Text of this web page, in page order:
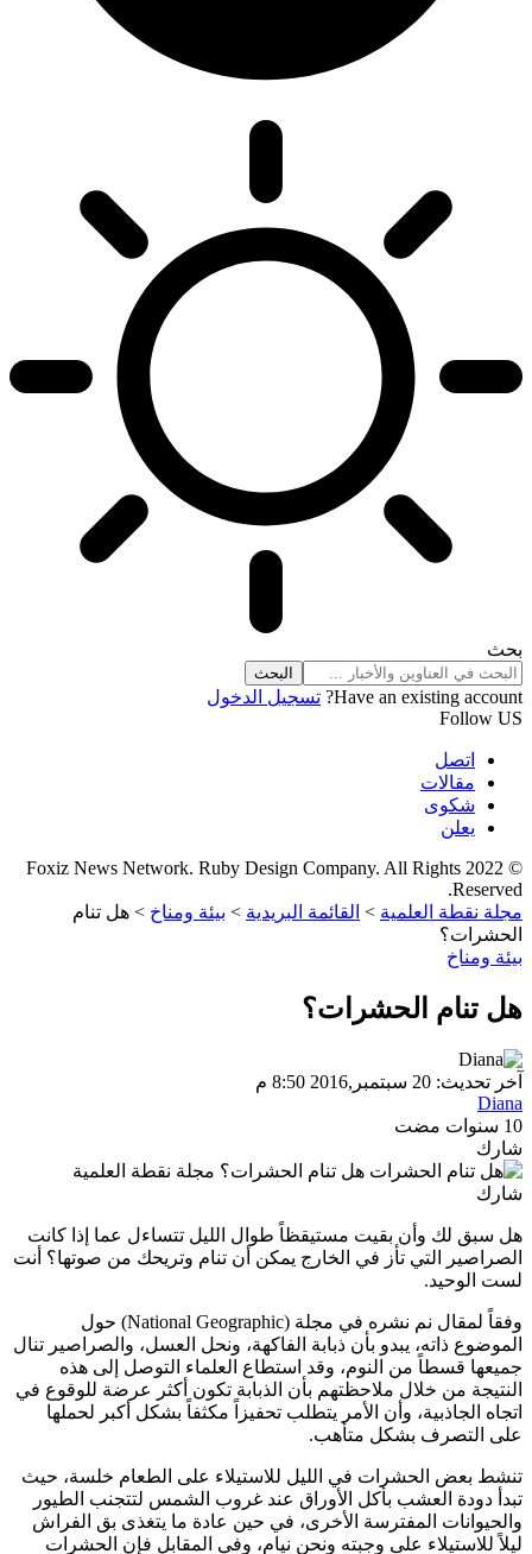
بحث
Have an existing account?
تسجيل الدخول
Follow US
اتصل
مقالات
شكوى
يعلن
© 2022 Foxiz News Network. Ruby Design Company. All Rights
Reserved.
مجلة نقطة العلمية > القائمة البريدية > بيئة ومناخ > هل تنام
الحشرات؟
بيئة ومناخ
هل تنام الحشرات؟
آخر تحديث: 20 سبتمبر,2016 8:50 م
Diana
10 سنوات مضت
شارك
شارك
هل سبق لك وأن بقيت مستيقظاً طوال الليل تتساءل عما إذا كانت
الصراصير التي تأز في الخارج يمكن أن تنام وتريحك من صوتها؟ أنت
لست الوحيد.
وفقاً لمقال نم نشره في مجلة (National Geographic) حول
الموضوع ذاته، يبدو بأن ذبابة الفاكهة، ونحل العسل، والصراصير تنال
جميعها قسطاً من النوم، وقد استطاع العلماء التوصل إلى هذه
النتيجة من خلال ملاحظتهم بأن الذبابة تكون أكثر عرضة للوقوع في
اتجاه الجاذبية، وأن الأمر يتطلب تحفيزاً مكثفاً بشكل أكبر لحملها
على التصرف بشكل متأهب.
تنشط بعض الحشرات في الليل للاستيلاء على الطعام خلسة، حيث
تبدأ دودة العشب بأكل الأوراق عند غروب الشمس لتتجنب الطيور
والحيوانات المفترسة الأخرى، في حين عادة ما يتغذى بق الفراش
ليلاً للاستيلاء على وجبته ونحن نيام، وفي المقابل فإن الحشرات